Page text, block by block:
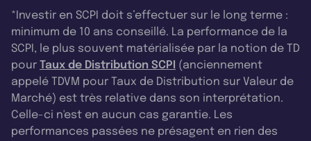
*Investir en SCPI doit s’effectuer sur le long terme :
minimum de 10 ans conseillé. La performance de la
SCPI, le plus souvent matérialisée par la notion de TD
pour Taux de Distribution SCPI (anciennement
appelé TDVM pour Taux de Distribution sur Valeur de
Marché) est très relative dans son interprétation.
Celle-ci n'est en aucun cas garantie. Les
performances passées ne présagent en rien des